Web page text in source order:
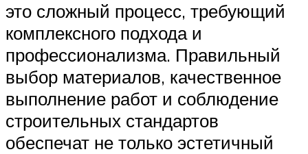
это сложный процесс, требующий
комплексного подхода и
профессионализма. Правильный
выбор материалов, качественное
выполнение работ и соблюдение
строительных стандартов
обеспечат не только эстетичный